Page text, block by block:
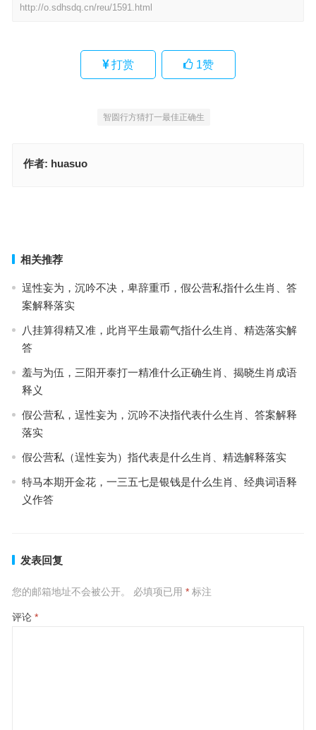
http://o.sdhsdq.cn/reu/1591.html
打赏 1赞
智圆行方猜打一最佳正确生
作者: huasuo
相关推荐
逞性妄为，沉吟不决，卑辞重币，假公营私指什么生肖、答
案解释落实
八挂算得精又准，此肖平生最霸气指什么生肖、精选落实解
答
羞与为伍，三阳开泰打一精准什么正确生肖、揭晓生肖成语
释义
假公营私，逞性妄为，沉吟不决指代表什么生肖、答案解释
落实
假公营私（逞性妄为）指代表是什么生肖、精选解释落实
特马本期开金花，一三五七是银钱是什么生肖、经典词语释
义作答
发表回复
您的邮箱地址不会被公开。 必填项已用 *标注
评论 *